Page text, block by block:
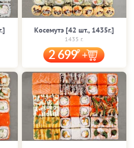
Косемутэ [42 шт., 1435г.]
1435 г.
2 699